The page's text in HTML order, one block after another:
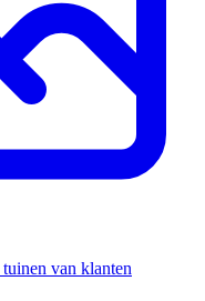
van klanten